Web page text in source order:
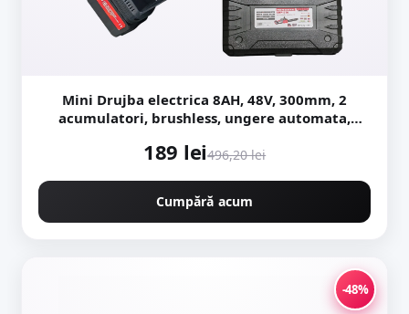
Mini Drujba electrica 8AH, 48V, 300mm, 2
acumulatori, brushless, ungere automata,
189 lei496,20 lei
Cumpără acum
-48%